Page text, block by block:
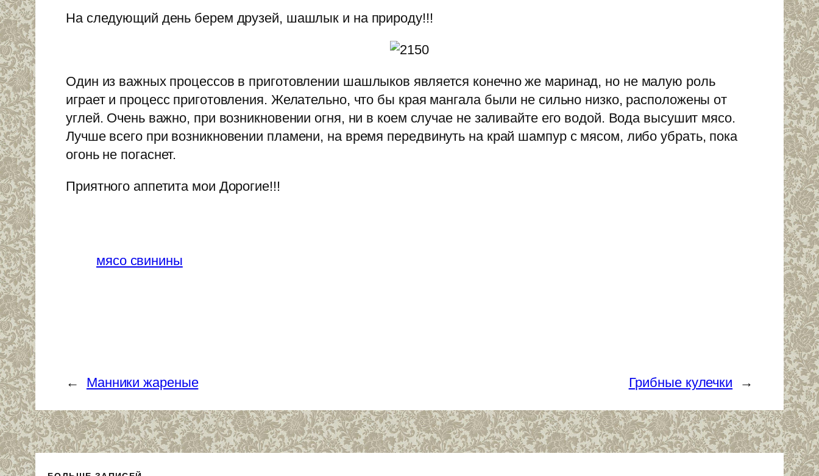
На следующий день берем друзей, шашлык и на природу!!!
Один из важных процессов в приготовлении шашлыков является конечно же маринад, но не малую роль
играет и процесс приготовления. Желательно, что бы края мангала были не сильно низко, расположены от
углей. Очень важно, при возникновении огня, ни в коем случае не заливайте его водой. Вода высушит мясо.
Лучше всего при возникновении пламени, на время передвинуть на край шампур с мясом, либо убрать, пока
огонь не погаснет.
Приятного аппетита мои Дорогие!!!
мясо свинины
← Манники жареные Грибные кулечки →